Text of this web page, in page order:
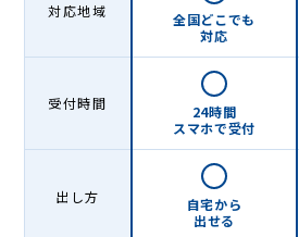
対応地域
全国どこでも
対応
受付時間
24時間
スマホで受付
出し方
自宅から
出せる